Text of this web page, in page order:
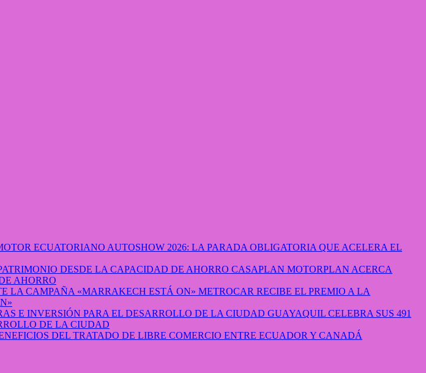
AUTOSHOW 2026: LA PARADA OBLIGATORIA QUE ACELERA EL
CASAPLAN MOTORPLAN ACERCA
AHORRO
METROCAR RECIBE EL PREMIO A LA
GUAYAQUIL CELEBRA SUS 491
DE LA CIUDAD
DEL TRATADO DE LIBRE COMERCIO ENTRE ECUADOR Y CANADÁ